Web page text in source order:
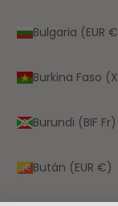
Bulgaria (EUR
Burkina Faso
Burundi (BIF Fr)
Bután (EUR €)